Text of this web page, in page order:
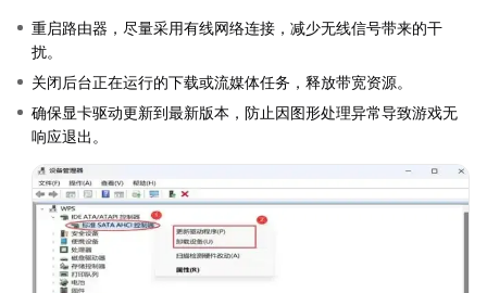
重启路由器，尽量采用有线网络连接，减少无线信号带来的干
扰。
关闭后台正在运行的下载或流媒体任务，释放带宽资源。
确保显卡驱动更新到最新版本，防止因图形处理异常导致游戏无
响应退出。